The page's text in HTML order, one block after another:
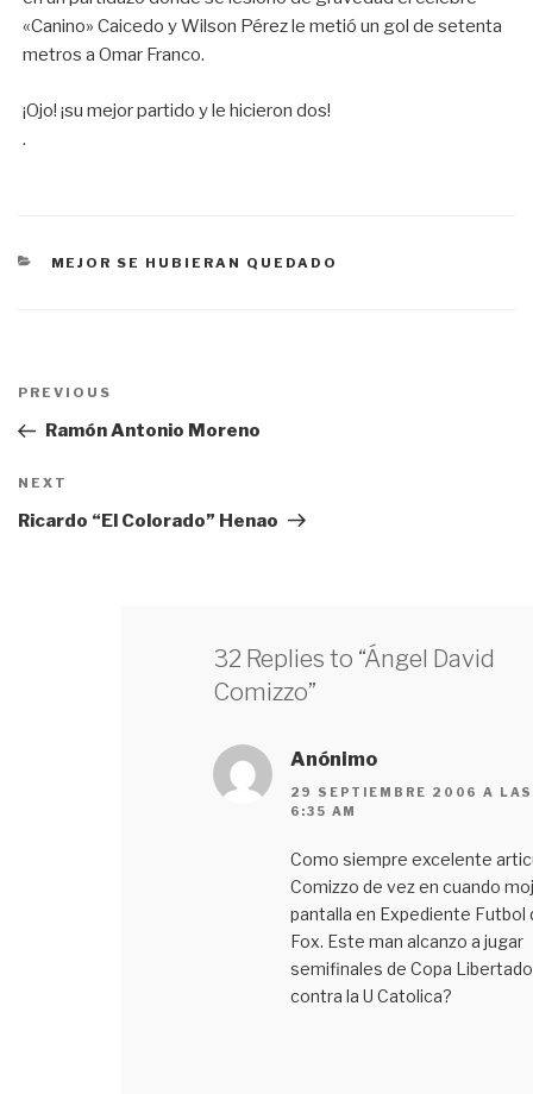
«Canino» Caicedo y Wilson Pérez le metió un gol de setenta
metros a Omar Franco.
¡Ojo! ¡su mejor partido y le hicieron dos!
.
CATEGORÍAS
MEJOR SE HUBIERAN QUEDADO
Navegación
entradas
Previous
Post
PREVIOUS
Ramón Antonio Moreno
Next
Post
NEXT
Ricardo “El Colorado” Henao
32 Replies to “Ángel David
Comizzo”
Anónimo
29 SEPTIEMBRE 2006 A LAS
6:35 AM
Como siempre excelente
Comizzo de vez en cuando
pantalla en Expediente Futbol
Fox. Este man alcanzo a jugar
semifinales de Copa
contra la U Catolica?